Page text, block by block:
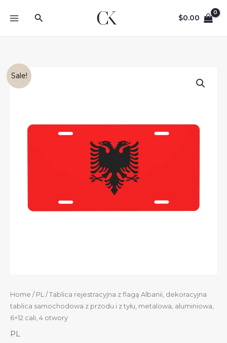
Search $0.00
Sale!
Home / PL / Tablica rejestracyjna z flagą Albanii, dekoracyjna
tablica samochodowa z przodu i z tyłu, metalowa, aluminiowa,
6×12 cali, 4 otwory
PL